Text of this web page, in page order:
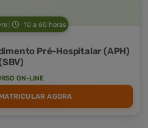
10 a 60 horas
Pré-Hospitalar (APH)
ON-LINE
MATRICULAR AGORA